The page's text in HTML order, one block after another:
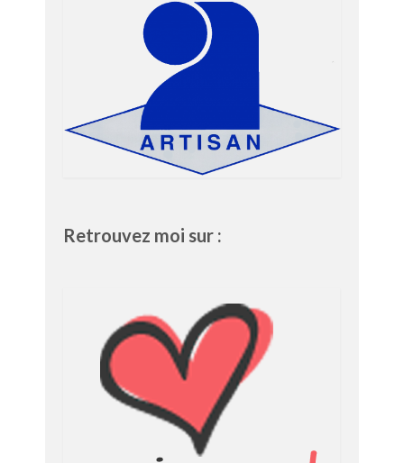
Retrouvez moi sur :